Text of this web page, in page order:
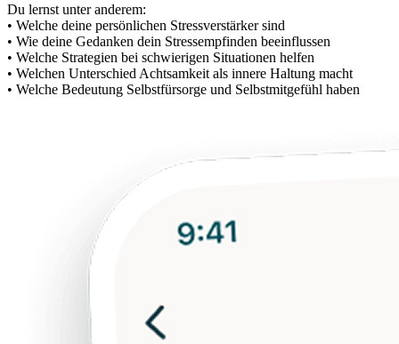
Du lernst unter anderem:
• Welche deine persönlichen Stressverstärker sind
• Wie deine Gedanken dein Stressempfinden beeinflussen
• Welche Strategien bei schwierigen Situationen helfen
• Welchen Unterschied Achtsamkeit als innere Haltung macht
• Welche Bedeutung Selbstfürsorge und Selbstmitgefühl haben